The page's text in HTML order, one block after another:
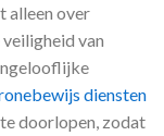
alleen over
van
diensten
doorlopen, zodat